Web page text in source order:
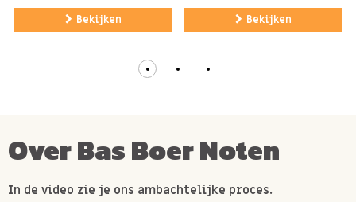
Bekijken Bekijken
Over Bas Boer Noten
In de video zie je ons ambachtelijke proces.